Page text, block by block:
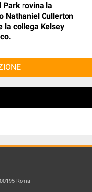
Park rovina la
Nathaniel Cullerton
la collega Kelsey
Roma